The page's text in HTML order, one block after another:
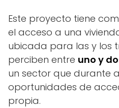
Este proyecto tiene
el acceso a una
ubicada para las y los
perciben entre uno y
un sector que durante
oportunidades de
propia.